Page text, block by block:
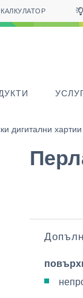
КАЛКУЛАТОР
дигитални хартии